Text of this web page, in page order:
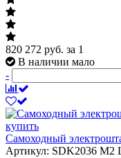
820 272 руб. за 1
В наличии мало
-
Самоходный
Артикул: SDK2036 M2